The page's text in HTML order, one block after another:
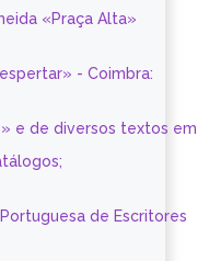
«Praça Alta»
- Coimbra:
e de diversos textos em
de Escritores